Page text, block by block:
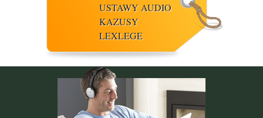
USTAWY AUDIO
KAZUSY
LEXLEGE